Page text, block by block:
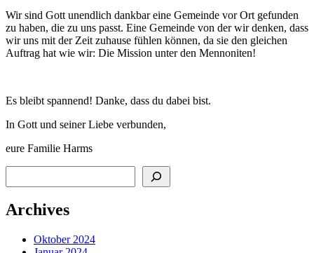
Wir sind Gott unendlich dankbar eine Gemeinde vor Ort gefunden
zu haben, die zu uns passt. Eine Gemeinde von der wir denken, dass
wir uns mit der Zeit zuhause fühlen können, da sie den gleichen
Auftrag hat wie wir: Die Mission unter den Mennoniten!
Es bleibt spannend! Danke, dass du dabei bist.
In Gott und seiner Liebe verbunden,
eure Familie Harms
Archives
Oktober 2024